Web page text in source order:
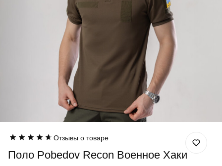
Отзывы о товаре
Поло Pobedov Recon Военное Хаки